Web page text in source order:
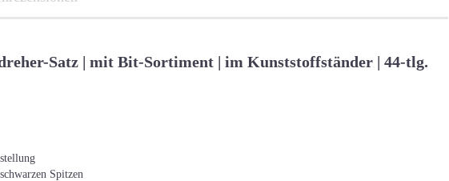
Satz | mit Bit-Sortiment | im Kunststoffständer | 44-tlg.
Spitzen